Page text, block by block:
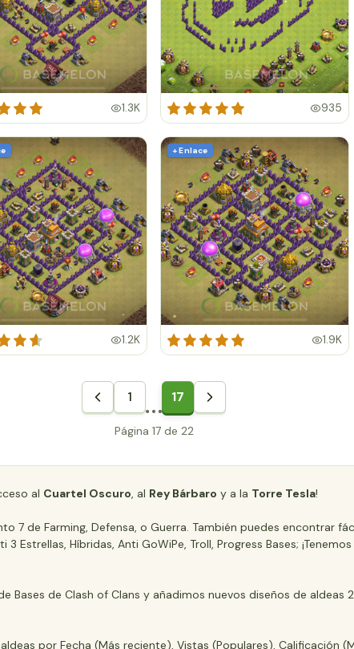
1.3K 935
1.2K
+ Enlace
1.9K
1 17
Página 17 de 22
al Cuartel Oscuro, al Rey Bárbaro y a la Torre Tesla!
7 de Farming, Defensa, o Guerra. También puedes encontrar
Estrellas, Híbridas, Anti GoWiPe, Troll, Progress Bases;
Bases de Clash of Clans y añadimos nuevos diseños de aldeas
por Fecha (Más reciente), Vistas (Populares), Calificación